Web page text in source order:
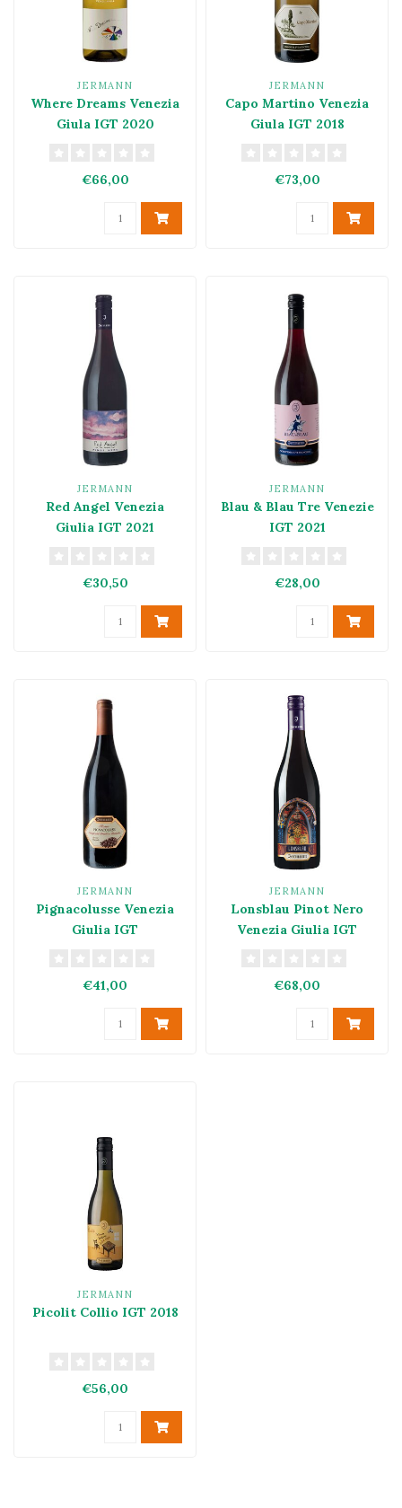
JERMANN
Where Dreams Venezia
Giula IGT 2020
€66,00
JERMANN
Capo Martino Venezia
Giula IGT 2018
€73,00
JERMANN
Red Angel Venezia
Giulia IGT 2021
€30,50
JERMANN
Blau & Blau Tre Venezie
IGT 2021
€28,00
JERMANN
Pignacolusse Venezia
Giulia IGT
€41,00
JERMANN
Lonsblau Pinot Nero
Venezia Giulia IGT
€68,00
JERMANN
Picolit Collio IGT 2018
€56,00